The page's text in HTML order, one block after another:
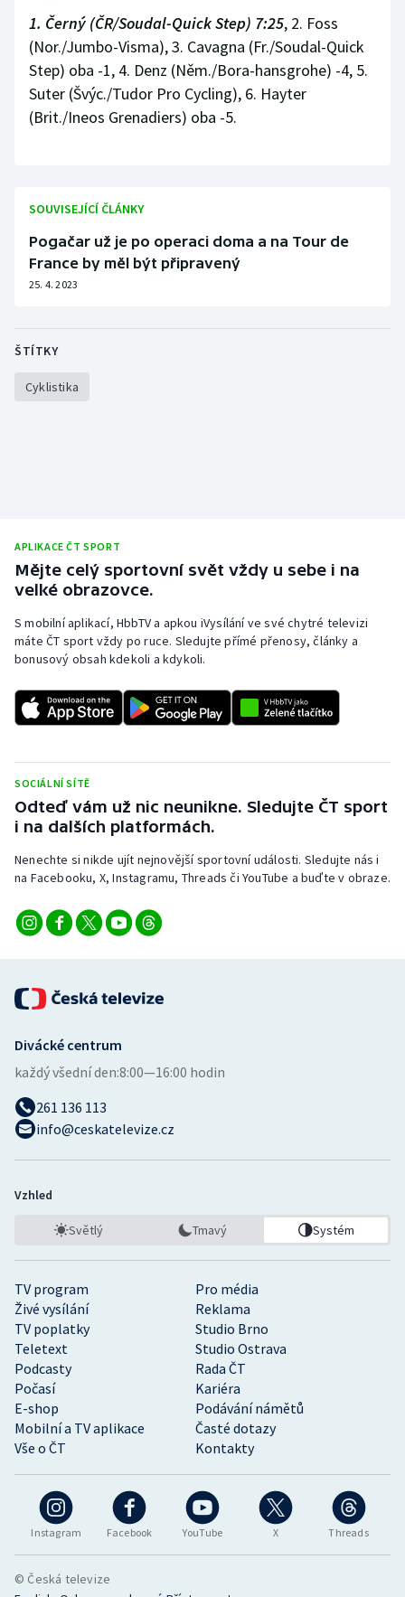
Triatlon
Veslování
Vodní slalom
Ostatní
1. Černý (ČR/Soudal-Quick Step) 7:25, 2. Foss
(Nor./Jumbo-Visma), 3. Cavagna (Fr./Soudal-Quick
Step) oba -1, 4. Denz (Něm./Bora-hansgrohe) -4, 5.
Suter (Švýc./Tudor Pro Cycling), 6. Hayter
(Brit./Ineos Grenadiers) oba -5.
SOUVISEJÍCÍ ČLÁNKY
Pogačar už je po operaci doma a na Tour de
France by měl být připravený
25. 4. 2023
ŠTÍTKY
Cyklistika
APLIKACE ČT SPORT
Mějte celý sportovní svět vždy u sebe i na
velké obrazovce.
S mobilní aplikací, HbbTV a apkou iVysílání ve své chytré televizi
máte ČT sport vždy po ruce. Sledujte přímé přenosy, články a
bonusový obsah kdekoli a kdykoli.
SOCIÁLNÍ SÍTĚ
Odteď vám už nic neunikne. Sledujte ČT sport
i na dalších platformách.
Nenechte si nikde ujít nejnovější sportovní události. Sledujte nás i
na Facebooku, X, Instagramu, Threads či YouTube a buďte v obraze.
Instagram Facebook YouTube X Threads
TV program
Pro média
Živé vysílání
Reklama
TV poplatky
Studio Brno
Teletext
Studio Ostrava
Podcasty
Rada ČT
Počasí
Kariéra
E-shop
Podávání námětů
Mobilní a TV aplikace
Časté dotazy
Vše o ČT
Kontakty
Divácké centrum
každý všední den:8:00—16:00 hodin
261 136 113
info@ceskatelevize.cz
Vzhled
Světlý Tmavý Systém
© Česká televize